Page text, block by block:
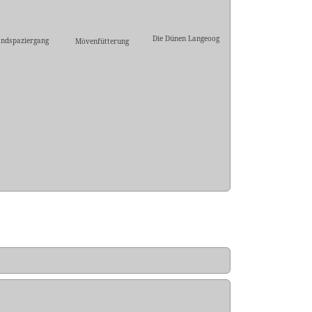
Mövenfütterung Die Dünen Langeoog